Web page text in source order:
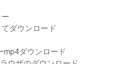
ダウンロード
mp4ダウンロード